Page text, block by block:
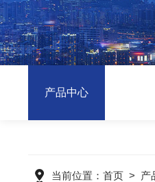
产品中心
当前位置： 首页> 产